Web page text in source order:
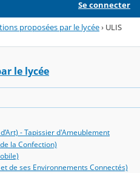
Se connecter
proposées par le lycée› ULIS
le lycée
- Tapissier d'Ameublement
la Confection)
de ses Environnements Connectés)